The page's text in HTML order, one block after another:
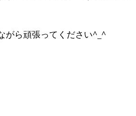
がら頑張ってください^_^